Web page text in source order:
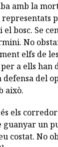
amb la
representats
el bosc. Se
No
elfs de
a ells han
del
això.
els
guanyar un
costat. No